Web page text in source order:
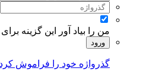
من را بیاد آور این گزینه
ورود
گذرواژه خود را فراموش